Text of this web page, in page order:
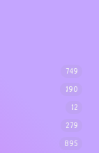
749
190
12
279
895